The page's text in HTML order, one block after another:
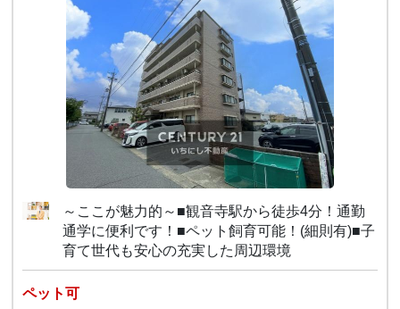
～ここが魅力的～■観音寺駅から徒歩4分！通勤
通学に便利です！■ペット飼育可能！(細則有)■子
育て世代も安心の充実した周辺環境
ペット可